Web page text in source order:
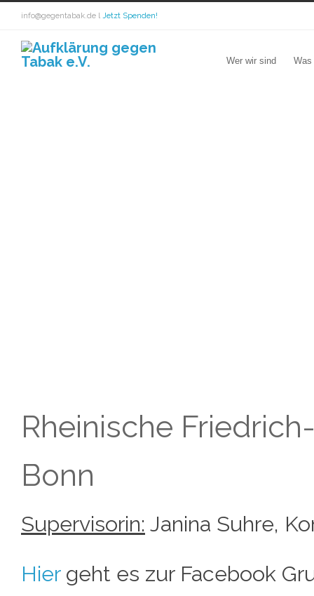
info@gegentabak.de l Jetzt Spenden!
Wer wir sind Was
Rheinische
Bonn
Supervisorin: Janina Suhre,
Hiergeht es zur Facebook